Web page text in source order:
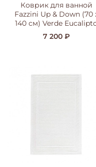
Коврик для ванной
Fazzini Up & Down (70
140 см) Verde
7 200 ₽